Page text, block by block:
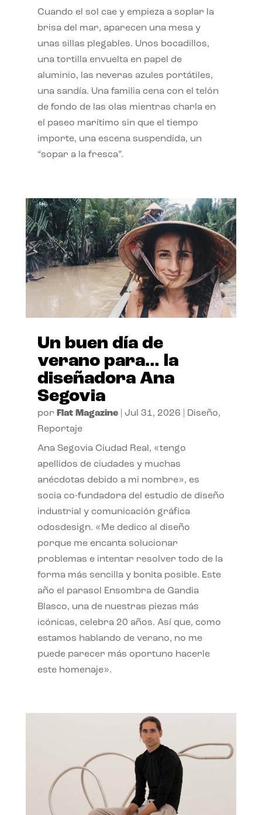
Cuando el sol cae y empieza a soplar la
brisa del mar, aparecen una mesa y
unas sillas plegables. Unos bocadillos,
una tortilla envuelta en papel de
aluminio, las neveras azules portátiles,
una sandía. Una familia cena con el telón
de fondo de las olas mientras charla en
el paseo marítimo sin que el tiempo
importe, una escena suspendida, un
“sopar a la fresca”.
Un buen día de
verano para… la
diseñadora Ana
Segovia
por Flat Magazine| Jul 31, 2026 Diseño,
Reportaje
Ana Segovia Ciudad Real, «tengo
apellidos de ciudades y muchas
anécdotas debido a mi nombre», es
socia co-fundadora del estudio de diseño
industrial y comunicación gráfica
odosdesign. «Me dedico al diseño
porque me encanta solucionar
problemas e intentar resolver todo de la
forma más sencilla y bonita posible. Este
año el parasol Ensombra de Gandia
Blasco, una de nuestras piezas más
icónicas, celebra 20 años. Así que, como
estamos hablando de verano, no me
puede parecer más oportuno hacerle
este homenaje».